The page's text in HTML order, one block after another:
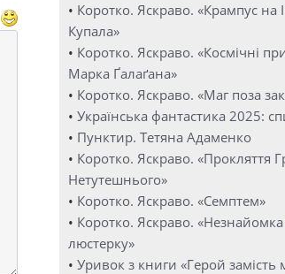
• Коротко. Яскраво. «Крампус на
Купала»
• Коротко. Яскраво. «Космічні
Марка Ґалаґана»
• Коротко. Яскраво. «Маг поза
• Українська фантастика 2025:
• Пунктир. Тетяна Адаменко
• Коротко. Яскраво. «Прокляття
Нетутешнього»
• Коротко. Яскраво. «Семптем»
• Коротко. Яскраво.
люстерку»
• Уривок з книги «Герой замість